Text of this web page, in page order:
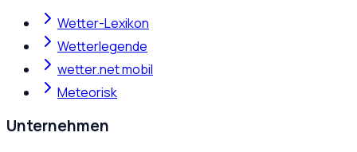
Wetter-Lexikon
Wetterlegende
wetter.net mobil
Meteorisk
Unternehmen